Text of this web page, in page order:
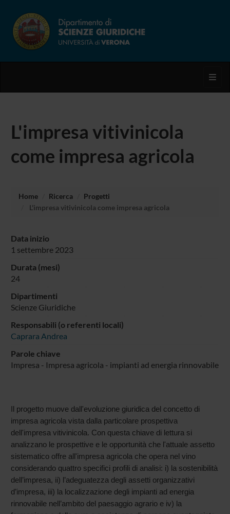
L'impresa vitivinicola
come impresa agricola
Home Ricerca
Progetti
L'impresa vitivinicola come impresa agricola
Data inizio
1 settembre 2023
Durata (mesi)
24
Dipartimenti
Scienze Giuridiche
Responsabili (o referenti locali)
Caprara Andrea
Parole chiave
Impresa - Impresa agricola - impianti ad energia rinnovabile
Il progetto muove dall'evoluzione giuridica del concetto di
impresa agricola vista dalla particolare prospettiva
dell'impresa vitivinicola. Con questa chiave di lettura si
analizzano le prospettive e le opportunità che l'attuale assetto
sistematico offre all'impresa agricola che opera nel vino
considerando quattro specifici profili di analisi: i) la sostenibilità
dell’impresa, ii) l’adeguatezza degli assetti organizzativi
d’impresa, iii) la localizzazione degli impianti ad energia
rinnovabile nell’ambito del paesaggio agrario e iv) la